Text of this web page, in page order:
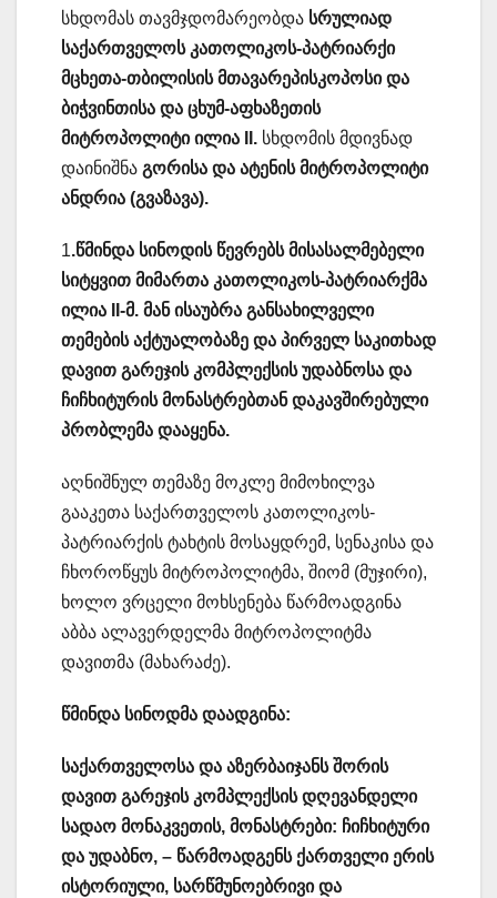
სხდომას თავმჯდომარეობდა სრულიად
საქართველოს კათოლიკოს-პატრიარქი
მცხეთა-თბილისის მთავარეპისკოპოსი და
ბიჭვინთისა და ცხუმ-აფხაზეთის
მიტროპოლიტი ილია II. სხდომის მდივნად
დაინიშნა გორისა და ატენის მიტროპოლიტი
ანდრია (გვაზავა).
1.წმინდა სინოდის წევრებს მისასალმებელი
სიტყვით მიმართა კათოლიკოს-პატრიარქმა
ილია II-მ. მან ისაუბრა განსახილველი
თემების აქტუალობაზე და პირველ საკითხად
დავით გარეჯის კომპლექსის უდაბნოსა და
ჩიჩხიტურის მონასტრებთან დაკავშირებული
პრობლემა დააყენა.
აღნიშნულ თემაზე მოკლე მიმოხილვა
გააკეთა საქართველოს კათოლიკოს-
პატრიარქის ტახტის მოსაყდრემ, სენაკისა და
ჩხოროწყუს მიტროპოლიტმა, შიომ (მუჯირი),
ხოლო ვრცელი მოხსენება წარმოადგინა
აბბა ალავერდელმა მიტროპოლიტმა
დავითმა (მახარაძე).
წმინდა სინოდმა დაადგინა:
საქართველოსა და აზერბაიჯანს შორის
დავით გარეჯის კომპლექსის დღევანდელი
სადაო მონაკვეთის, მონასტრები: ჩიჩხიტური
და უდაბნო, – წარმოადგენს ქართველი ერის
ისტორიული, სარწმუნოებრივი და